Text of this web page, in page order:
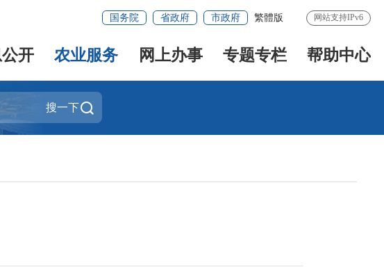
国务院 省政府 市政府 繁體版 网站支持IPv6
开 农业服务 网上办事 专题专栏 帮助中心
搜一下